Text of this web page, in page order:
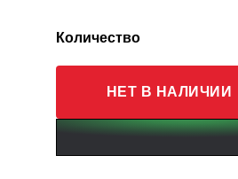
Количество
НЕТ В НАЛИЧИИ